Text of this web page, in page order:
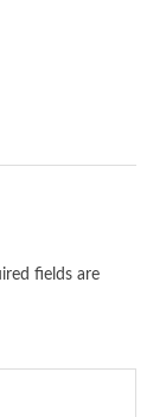
fields are